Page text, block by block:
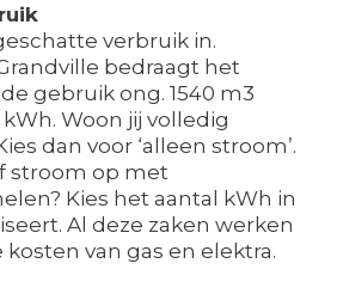
verbruik in.
bedraagt het
gebruik ong. 1540 m3
Woon jij volledig
dan voor ‘alleen stroom’.
stroom op met
Kies het aantal kWh in
Al deze zaken werken
kosten van gas en elektra.